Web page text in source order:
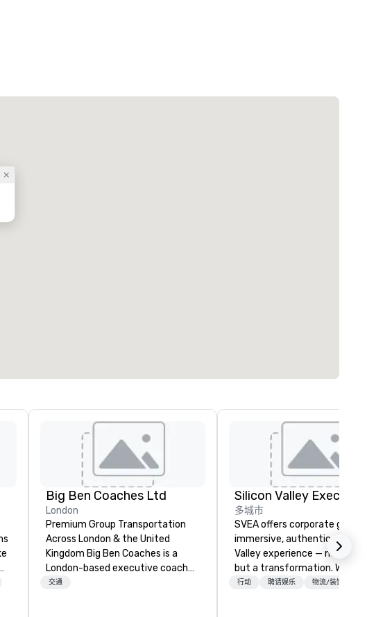
Big Ben Coaches Ltd
London
Premium Group Transportation
Across London & the United
Kingdom Big Ben Coaches is a
London-based executive coach
operator specialising in reliable,
交通
多城市
SVEA offers corporate
immersive, authentic Silicon
Valley experience — not a
but a transformation. We
and facilitate custom
行动 聘请娱乐 物流/装饰